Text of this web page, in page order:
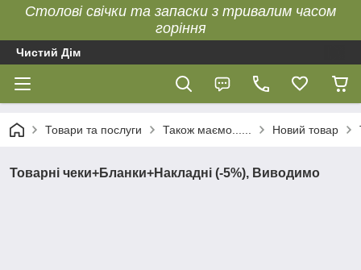
Столові свічки та запаски з тривалим часом
горіння
Чистий Дім
Товари та послуги Також маємо...... Новий товар
Товарні чеки+Бланки+Накладні (-5%), Виводимо